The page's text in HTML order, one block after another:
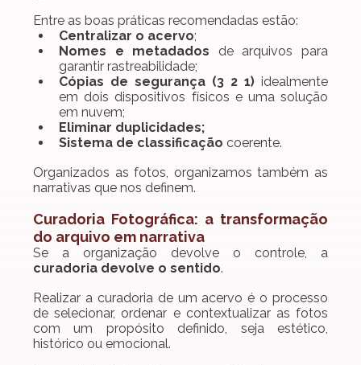
Entre as boas práticas recomendadas estão:
Centralizar o acervo;
Nomes e metadados de arquivos para
garantir rastreabilidade;
Cópias de segurança (3 2 1) idealmente
em dois dispositivos físicos e uma solução
em nuvem;
Eliminar duplicidades;
Sistema de classificação coerente.
Organizados as fotos, organizamos também as
narrativas que nos definem.
Curadoria Fotográfica: a transformação
do arquivo em narrativa
curadoria devolve o sentido.
Realizar a curadoria de um acervo é o processo
de selecionar, ordenar e contextualizar as fotos
com um propósito definido, seja estético,
histórico ou emocional.